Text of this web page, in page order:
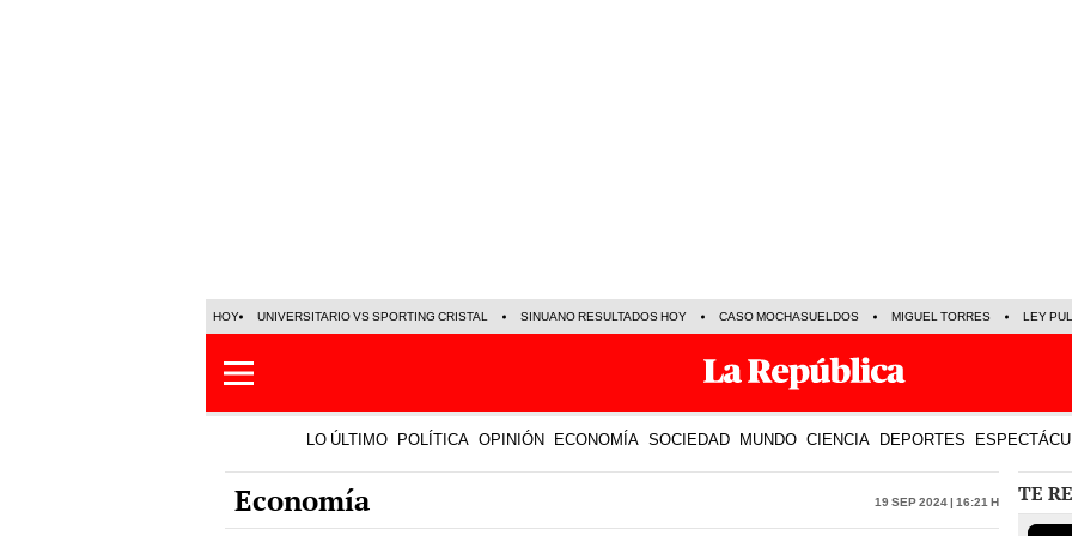
HOY UNIVERSITARIO VS SPORTING CRISTAL SINUANO RESULTADOS HOY CASO MOCHASUELDOS MIGUEL TORRES LEY
LO ÚLTIMO POLÍTICA OPINIÓN ECONOMÍA SOCIEDAD MUNDO CIENCIA DEPORTES
Economía 19 Sep 2024 | 16:21 h TE